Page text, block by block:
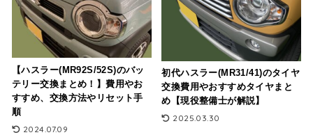
【ハスラー(MR92S/52S)のバッ
テリー交換まとめ！】費用やお
すすめ、交換方法やリセット手
順
2024.07.09
初代ハスラー(MR31/41)のタイヤ
交換費用やおすすめタイヤまと
め【現役整備士が解説】
2025.03.30